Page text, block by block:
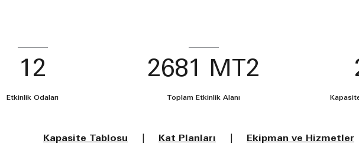
12
Etkinlik Odaları
2681 MT2
Toplam Etkinlik Alanı
Kapasite Tablosu Kat Planları Ekipman ve Hizmetler